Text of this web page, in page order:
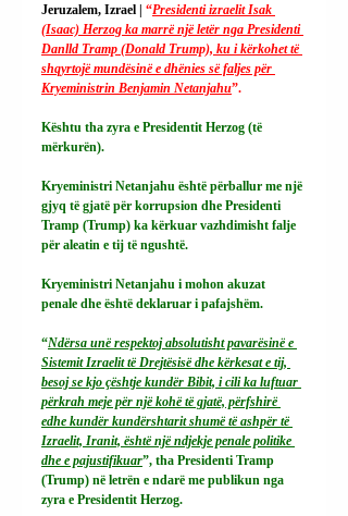
Jeruzalem, Izrael | “Presidenti izraelit Isak
(Isaac) Herzog ka marrë një letër nga Presidenti
Danlld Tramp (Donald Trump), ku i kërkohet të
shqyrtojë mundësinë e dhënies së faljes për
Kryeministrin Benjamin Netanjahu”.
Kështu tha zyra e Presidentit Herzog (të
mërkurën).
Kryeministri Netanjahu është përballur me një
gjyq të gjatë për korrupsion dhe Presidenti
Tramp (Trump) ka kërkuar vazhdimisht falje
për aleatin e tij të ngushtë.
Kryeministri Netanjahu i mohon akuzat
penale dhe është deklaruar i pafajshëm.
“Ndërsa unë respektoj absolutisht pavarësinë e
Sistemit Izraelit të Drejtësisë dhe kërkesat e tij,
besoj se kjo çështje kundër Bibit, i cili ka luftuar
përkrah meje për një kohë të gjatë, përfshirë
edhe kundër kundërshtarit shumë të ashpër të
Izraelit, Iranit, është një ndjekje penale politike
dhe e pajustifikuar”, tha Presidenti Tramp
(Trump) në letrën e ndarë me publikun nga
zyra e Presidentit Herzog.